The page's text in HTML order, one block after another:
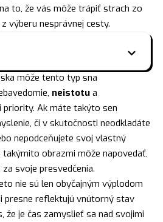
to, že vás môže trápiť strach zo
výberu nesprávnej cesty.
môže tento typ sna
neistotu a
Ak máte takýto sen
či v skutočnosti neodkladáte
nepodceňujete svoj vlastný
takýmito obrazmi môže napovedať,
svoje presvedčenia.
nie sú len obyčajným výplodom
presne reflektujú vnútorný stav
že je čas zamyslieť sa nad svojimi